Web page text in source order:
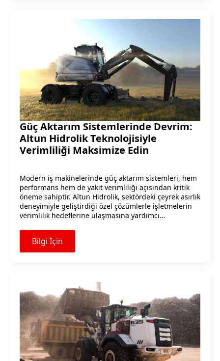
Güç Aktarım Sistemlerinde Devrim:
Altun Hidrolik Teknolojisiyle
Verimliliği Maksimize Edin
Modern iş makinelerinde güç aktarım sistemleri, hem
performans hem de yakıt verimliliği açısından kritik
öneme sahiptir. Altun Hidrolik, sektördeki çeyrek asırlık
deneyimiyle geliştirdiği özel çözümlerle işletmelerin
verimlilik hedeflerine ulaşmasına yardımcı…
Bilgi İçin